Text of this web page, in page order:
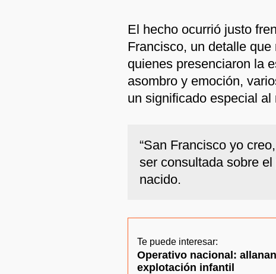
El hecho ocurrió justo
Francisco, un detalle
quienes presenciaron la
asombro y emoción,
un significado especial al
“San Francisco yo
ser consultada sobre
nacido.
Te puede interesar:
Operativo nacional:
explotación infantil